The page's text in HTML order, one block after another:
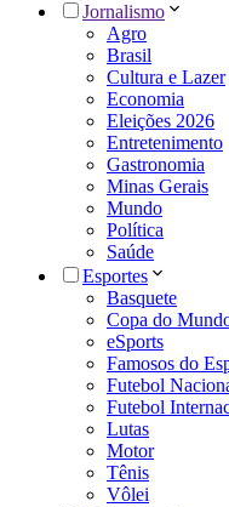
Jornalismo
Agro
Brasil
Cultura e Lazer
Economia
Eleições 2026
Entretenimento
Gastronomia
Minas Gerais
Mundo
Política
Saúde
Esportes
Basquete
Copa do
eSports
Famosos do
Futebol
Futebol
Lutas
Motor
Tênis
Vôlei